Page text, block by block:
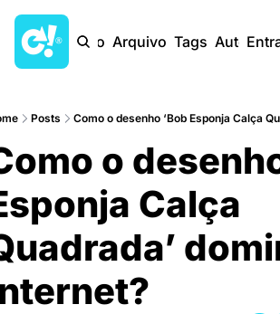
Início Arquivo Tags Autores
Posts Como o desenho ‘Bob Esponja Calça
o
Calça